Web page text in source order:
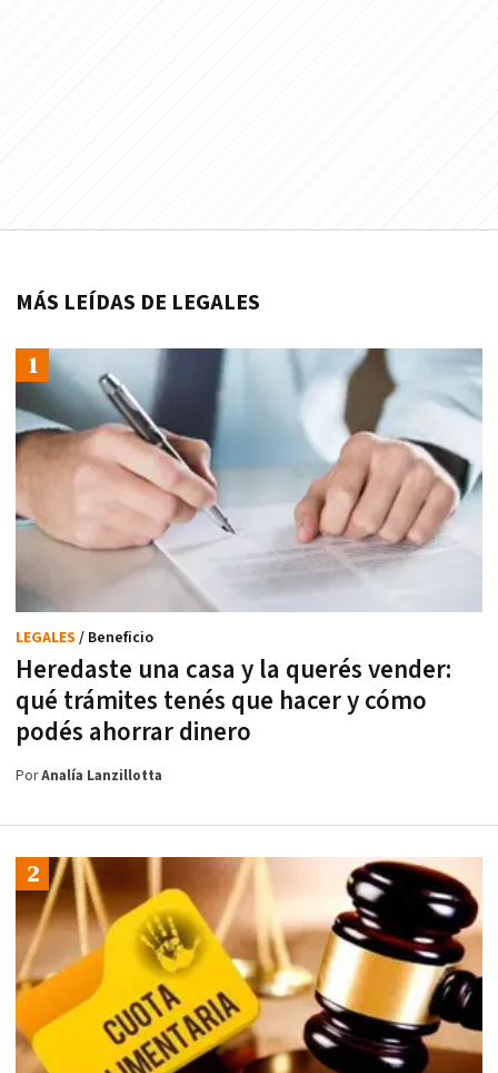
MÁS LEÍDAS DE LEGALES
Heredaste una casa y la querés vender:
qué trámites tenés que hacer y cómo
podés ahorrar dinero
LEGALES / Beneficio
PorAnalía Lanzillotta